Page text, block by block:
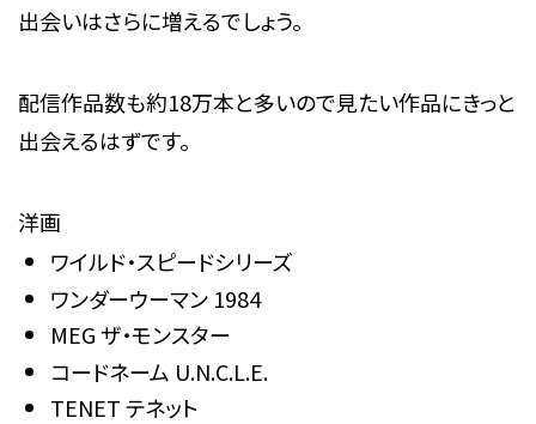
出会いはさらに増えるでしょう。
配信作品数も約18万本と多いので見たい作品にきっと
出会えるはずです。
洋画
ワイルド・スピードシリーズ
ワンダーウーマン 1984
MEG ザ・モンスター
コードネーム U.N.C.L.E.
TENET テネット